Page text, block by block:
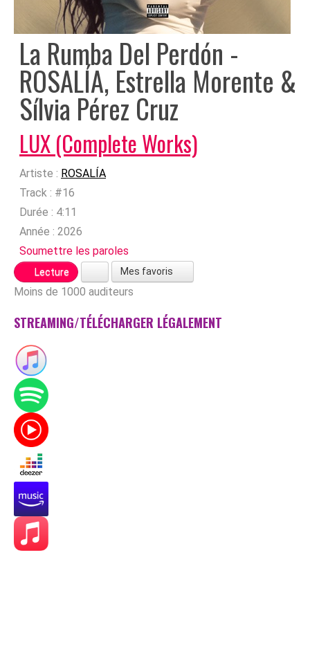
La Rumba Del Perdón -
ROSALÍA, Estrella Morente &
Sílvia Pérez Cruz
LUX (Complete Works)
Artiste : ROSALÍA
Track : #16
Durée : 4:11
Année : 2026
Soumettre les paroles
Lecture Mes favoris
Moins de 1000 auditeurs
STREAMING/TÉLÉCHARGER LÉGALEMENT